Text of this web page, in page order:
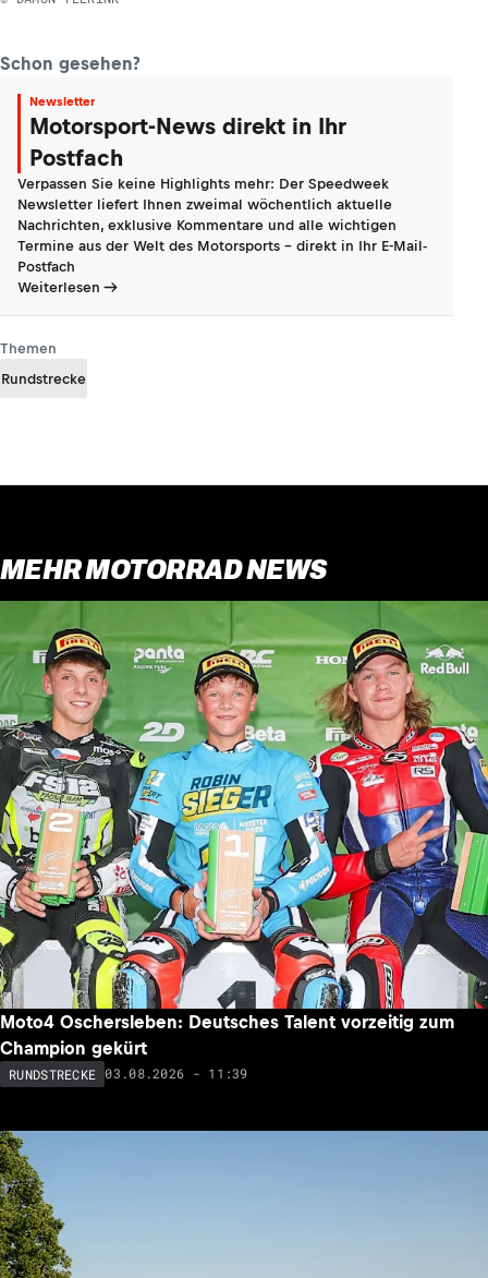
Schon gesehen?
Newsletter
Motorsport-News direkt in Ihr
Postfach
Verpassen Sie keine Highlights mehr: Der Speedweek
Newsletter liefert Ihnen zweimal wöchentlich aktuelle
Nachrichten, exklusive Kommentare und alle wichtigen
Termine aus der Welt des Motorsports - direkt in Ihr E-Mail-
Postfach
Weiterlesen
Themen
Rundstrecke
MEHR MOTORRAD NEWS
Moto4 Oschersleben: Deutsches Talent vorzeitig zum
Champion gekürt
RUNDSTRECKE 03.08.2026 - 11:39